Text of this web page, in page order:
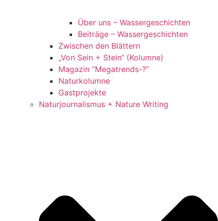
Über uns – Wassergeschichten
Beiträge – Wassergeschichten
Zwischen den Blättern
„Von Sein + Stein“ (Kolumne)
Magazin “Megatrends-?”
Naturkolumne
Gastprojekte
Naturjournalismus + Nature Writing